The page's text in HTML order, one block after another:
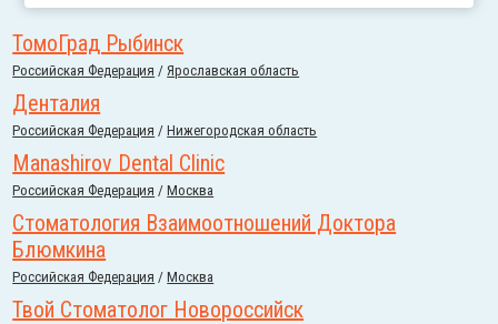
ТомоГрад Рыбинск
Российcкая Федерация /Ярославская область
Денталия
Российcкая Федерация /Нижегородская область
Manashirov Dental Clinic
Российcкая Федерация /Москва
Стоматология Взаимоотношений Доктора
Блюмкина
Российcкая Федерация /Москва
Твой Стоматолог Новороссийск